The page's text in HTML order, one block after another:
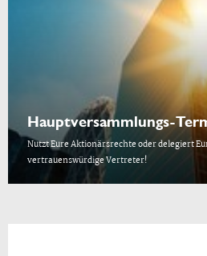
Hauptversammlungs-
Nutzt Eure Aktionärsrechte oder delegiert
vertrauenswürdige Vertreter!